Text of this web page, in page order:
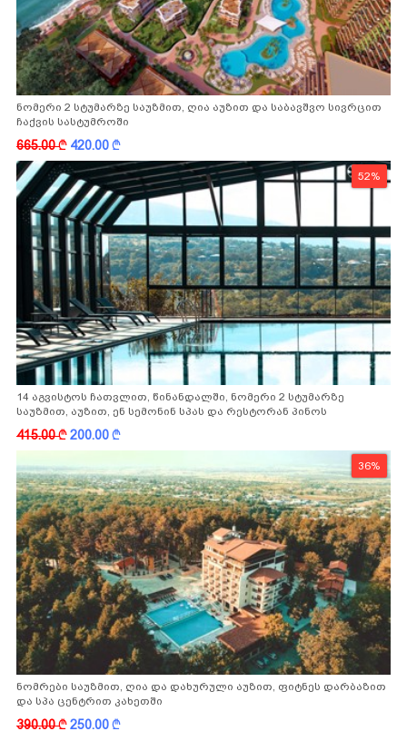
ნომერი 2 სტუმარზე საუზმით, ღია აუზით და საბავშვო სივრცით
ჩაქვის სასტუმროში
665.00k 420.00k
52%
14 აგვისტოს ჩათვლით, წინანდალში, ნომერი 2 სტუმარზე
საუზმით, აუზით, ენ სემონინ სპას და რესტორან პინოს
ფასდაკლებით
415.00k200.00k
36%
ნომრები საუზმით, ღია და დახურული აუზით, ფიტნეს დარბაზით
და სპა ცენტრით კახეთში
390.00k250.00k